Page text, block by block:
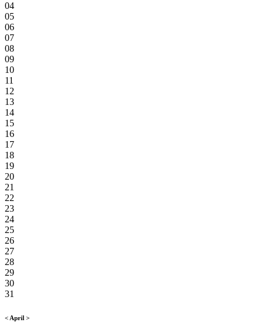
04
05
06
07
08
09
10
11
12
13
14
15
16
17
18
19
20
21
22
23
24
25
26
27
28
29
30
31
< April >